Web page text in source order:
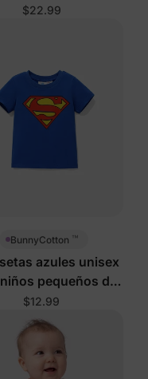
amarillo
$22.99
BunnyCotton ™
azules unisex
pequeños de
Justice League
$12.99